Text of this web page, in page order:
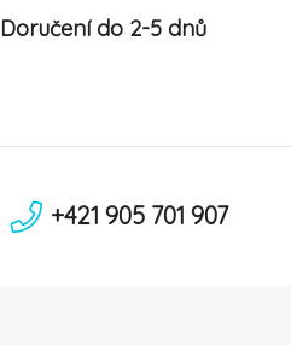
Doručení do 2-5 dnů
+421 905 701 907